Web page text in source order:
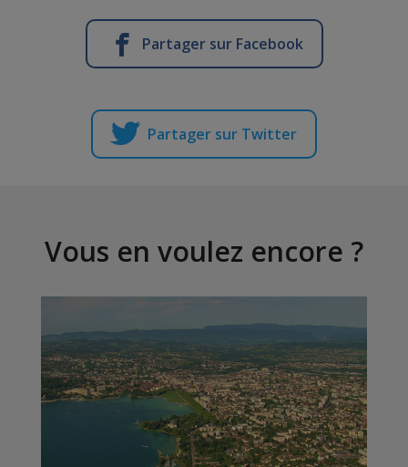
Partager sur Facebook
Partager sur Twitter
Vous en voulez encore ?